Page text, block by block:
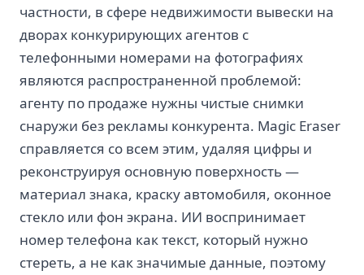
частности, в сфере недвижимости вывески на
дворах конкурирующих агентов с
телефонными номерами на фотографиях
являются распространенной проблемой:
агенту по продаже нужны чистые снимки
снаружи без рекламы конкурента. Magic Eraser
справляется со всем этим, удаляя цифры и
реконструируя основную поверхность —
материал знака, краску автомобиля, оконное
стекло или фон экрана. ИИ воспринимает
номер телефона как текст, который нужно
стереть, а не как значимые данные, поэтому